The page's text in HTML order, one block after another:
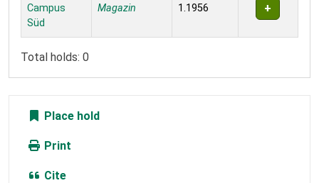
Campus
Süd
Magazin
1.1956
Total holds: 0
Place hold
Print
Cite